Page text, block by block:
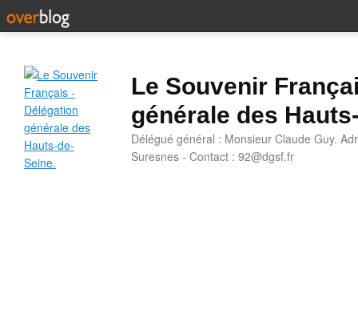
Le Souvenir
générale des
Délégué général : Monsieur Claude Guy.
Suresnes - Contact : 92@dgsf.fr